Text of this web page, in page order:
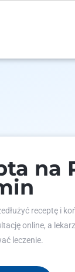
na
receptę i
online, a
leczenie.